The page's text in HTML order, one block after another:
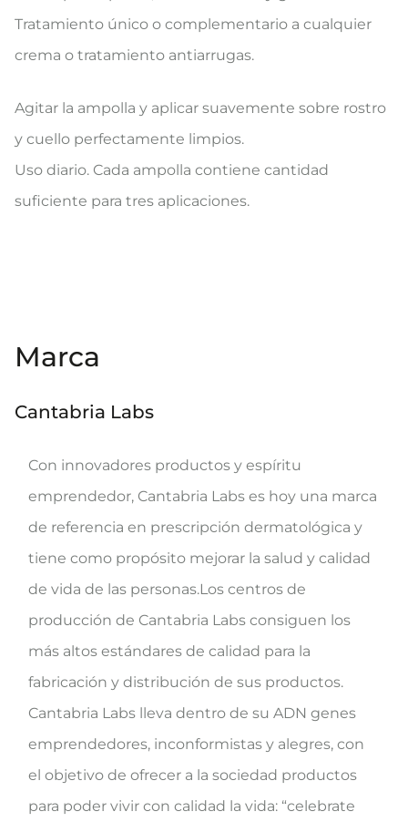
Tratamiento único o complementario a cualquier
crema o tratamiento antiarrugas.
Agitar la ampolla y aplicar suavemente sobre rostro
y cuello perfectamente limpios.
Uso diario. Cada ampolla contiene cantidad
suficiente para tres aplicaciones.
Marca
Cantabria Labs
Con innovadores productos y espíritu
emprendedor, Cantabria Labs es hoy una marca
de referencia en prescripción dermatológica y
tiene como propósito mejorar la salud y calidad
de vida de las personas.Los centros de
producción de Cantabria Labs consiguen los
más altos estándares de calidad para la
fabricación y distribución de sus productos.
Cantabria Labs lleva dentro de su ADN genes
emprendedores, inconformistas y alegres, con
el objetivo de ofrecer a la sociedad productos
para poder vivir con calidad la vida: “celebrate